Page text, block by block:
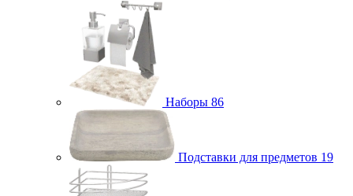
Наборы 86
Подставки для предметов 19